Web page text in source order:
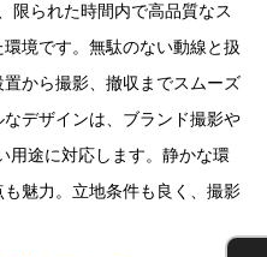
限られた時間内で高品質なス
境です。無駄のない動線と扱
から撮影、撤収までスムーズ
デザインは、ブランド撮影や
用途に対応します。静かな環
魅力。立地条件も良く、撮影